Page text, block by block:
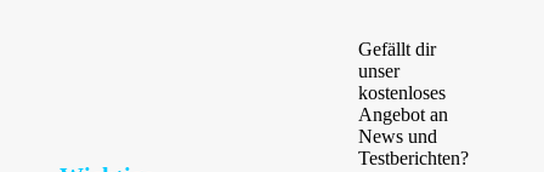
Gefällt dir
unser
kostenloses
Angebot an
News und
Testberichten?